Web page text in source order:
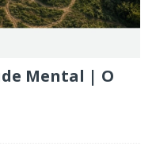
Mental | O